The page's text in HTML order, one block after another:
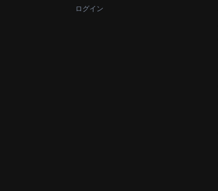
ログイン